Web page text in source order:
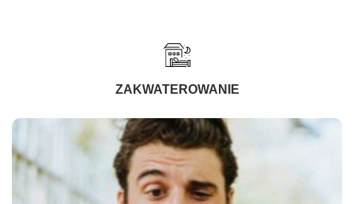
ZAKWATEROWANIE